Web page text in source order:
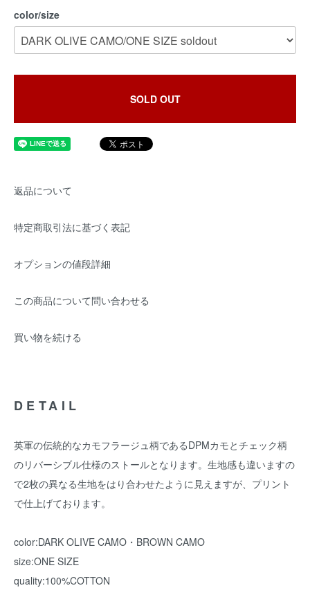
color/size
SOLD OUT
返品について
特定商取引法に基づく表記
オプションの値段詳細
この商品について問い合わせる
買い物を続ける
DETAIL
英軍の伝統的なカモフラージュ柄であるDPMカモとチェック柄
のリバーシブル仕様のストールとなります。生地感も違いますの
で2枚の異なる生地をはり合わせたように見えますが、プリント
で仕上げております。
color:DARK OLIVE CAMO・BROWN CAMO
size:ONE SIZE
quality:100%COTTON